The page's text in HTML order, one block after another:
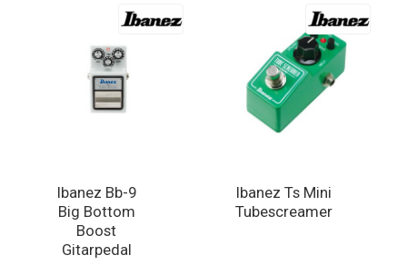
Ibanez Bb-9
Big Bottom
Boost
Gitarpedal
Ibanez Ts Mini
Tubescreamer